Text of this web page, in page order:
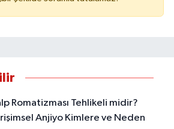
Romatizması Tehlikeli midir?
Anjiyo Kimlere ve Neden